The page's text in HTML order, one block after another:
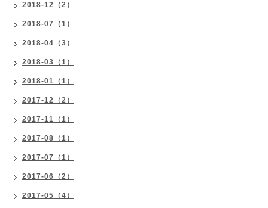
2018-12（2）
2018-07（1）
2018-04（3）
2018-03（1）
2018-01（1）
2017-12（2）
2017-11（1）
2017-08（1）
2017-07（1）
2017-06（2）
2017-05（4）